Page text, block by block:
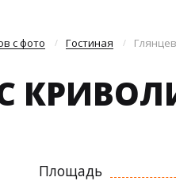
с фото Гостиная
Площадь